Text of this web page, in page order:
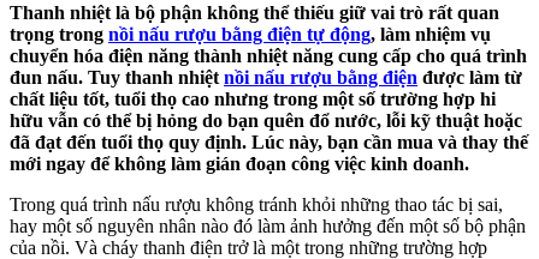
Thanh nhiệt là bộ phận không thể thiếu giữ vai trò rất quan
trọng trong nồi nấu rượu bằng điện tự động, làm nhiệm vụ
chuyển hóa điện năng thành nhiệt năng cung cấp cho quá trình
đun nấu. Tuy thanh nhiệt nồi nấu rượu bằng điện được làm từ
chất liệu tốt, tuổi thọ cao nhưng trong một số trường hợp hi
hữu vẫn có thể bị hỏng do bạn quên đổ nước, lỗi kỹ thuật hoặc
đã đạt đến tuổi thọ quy định. Lúc này, bạn cần mua và thay thế
mới ngay để không làm gián đoạn công việc kinh doanh.
Trong quá trình nấu rượu không tránh khỏi những thao tác bị sai,
hay một số nguyên nhân nào đó làm ảnh hưởng đến một số bộ phận
của nồi. Và cháy thanh điện trở là một trong những trường hợp